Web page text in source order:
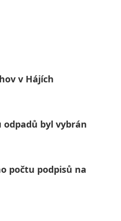
v Hájích
odpadů byl vybrán
počtu podpisů na